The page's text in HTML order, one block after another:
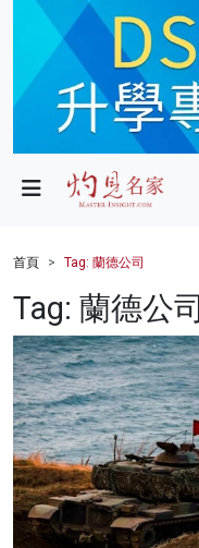
政局
財經
健康
商業
科技
影片
名家榜
首頁 Tag: 蘭德公司
Tag: 蘭德公司